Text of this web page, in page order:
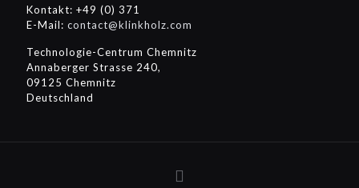
Kontakt: +49 (0) 371
E-Mail: contact@klinkholz.com
Technologie-Centrum Chemnitz
Annaberger Strasse 240,
09125 Chemnitz
Deutschland